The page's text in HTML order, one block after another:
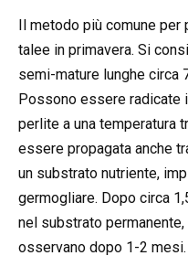
Il metodo più comune
talee in primavera. Si
semi-mature lunghe circa
Possono essere radicate
perlite a una temperatura
essere propagata anche
un substrato nutriente,
germogliare. Dopo circa
nel substrato
osservano dopo 1-2 mesi.